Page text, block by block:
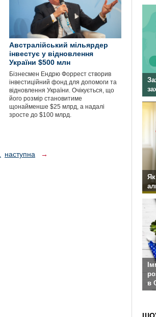
Австралійський мільярдер
інвестує у відновлення
України $500 млн
Бізнесмен Ендрю Форрест створив
інвестиційний фонд для допомоги та
відновлення України. Очікується, що
його розмір становитиме
щонайменше $25 млрд, а надалі
зросте до $100 млрд.
наступна →
в